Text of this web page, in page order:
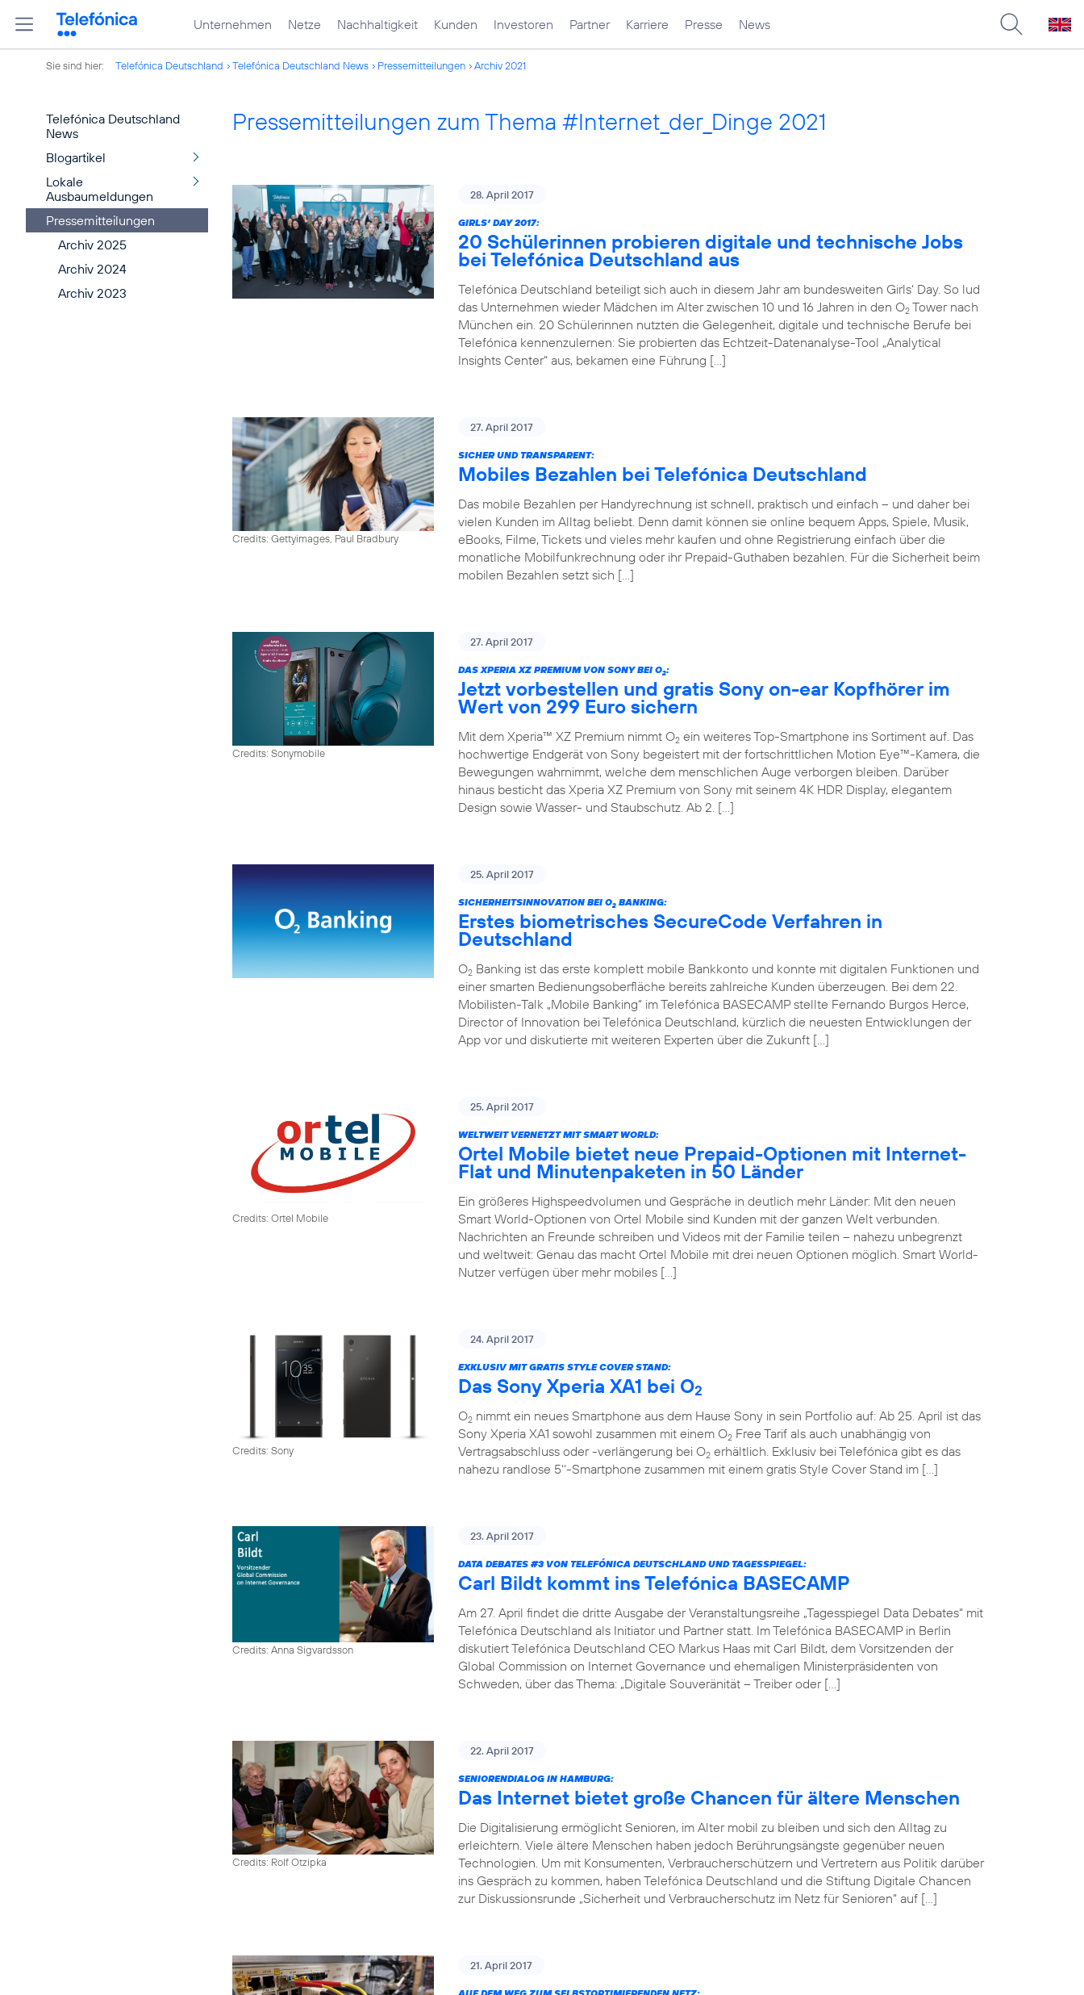
Unternehmen Netze Nachhaltigkeit Kunden Investoren Partner Karriere Presse News
Sie sind hier: Telefónica Deutschland Telefónica Deutschland News Pressemitteilungen Archiv 2021
Telefónica Deutschland
News
Blogartikel
Lokale
Ausbaumeldungen
Pressemitteilungen
Archiv 2025
Archiv 2024
Archiv 2023
Pressemitteilungen zum Thema #Internet_der_Dinge 2021
28. April 2017
GIRLS‘ DAY 2017:
20 Schülerinnen probieren digitale und technische Jobs
bei Telefónica Deutschland aus
Telefónica Deutschland beteiligt sich auch in diesem Jahr am bundesweiten Girls‘ Day. So lud
das Unternehmen wieder Mädchen im Alter zwischen 10 und 16 Jahren in den O2 Tower nach
München ein. 20 Schülerinnen nutzten die Gelegenheit, digitale und technische Berufe bei
Telefónica kennenzulernen: Sie probierten das Echtzeit-Datenanalyse-Tool „Analytical
Insights Center“ aus, bekamen eine Führung […]
Credits: Gettyimages, Paul Bradbury
27. April 2017
SICHER UND TRANSPARENT:
Mobiles Bezahlen bei Telefónica Deutschland
Das mobile Bezahlen per Handyrechnung ist schnell, praktisch und einfach – und daher bei
vielen Kunden im Alltag beliebt. Denn damit können sie online bequem Apps, Spiele, Musik,
eBooks, Filme, Tickets und vieles mehr kaufen und ohne Registrierung einfach über die
monatliche Mobilfunkrechnung oder ihr Prepaid-Guthaben bezahlen. Für die Sicherheit beim
mobilen Bezahlen setzt sich […]
Credits: Sonymobile
27. April 2017
DAS XPERIA XZ PREMIUM VON SONY BEI O2:
Jetzt vorbestellen und gratis Sony on-ear Kopfhörer im
Wert von 299 Euro sichern
Mit dem Xperia™ XZ Premium nimmt O2 ein weiteres Top-Smartphone ins Sortiment auf. Das
hochwertige Endgerät von Sony begeistert mit der fortschrittlichen Motion Eye™-Kamera, die
Bewegungen wahrnimmt, welche dem menschlichen Auge verborgen bleiben. Darüber
hinaus besticht das Xperia XZ Premium von Sony mit seinem 4K HDR Display, elegantem
Design sowie Wasser- und Staubschutz. Ab 2. […]
25. April 2017
SICHERHEITSINNOVATION BEI O2 BANKING:
Erstes biometrisches SecureCode Verfahren in
Deutschland
O2 Banking ist das erste komplett mobile Bankkonto und konnte mit digitalen Funktionen und
einer smarten Bedienungsoberfläche bereits zahlreiche Kunden überzeugen. Bei dem 22.
Mobilisten-Talk „Mobile Banking“ im Telefónica BASECAMP stellte Fernando Burgos Herce,
Director of Innovation bei Telefónica Deutschland, kürzlich die neuesten Entwicklungen der
App vor und diskutierte mit weiteren Experten über die Zukunft […]
Credits: Ortel Mobile
25. April 2017
WELTWEIT VERNETZT MIT SMART WORLD:
Ortel Mobile bietet neue Prepaid-Optionen mit Internet-
Flat und Minutenpaketen in 50 Länder
Ein größeres Highspeedvolumen und Gespräche in deutlich mehr Länder: Mit den neuen
Smart World-Optionen von Ortel Mobile sind Kunden mit der ganzen Welt verbunden.
Nachrichten an Freunde schreiben und Videos mit der Familie teilen – nahezu unbegrenzt
und weltweit: Genau das macht Ortel Mobile mit drei neuen Optionen möglich. Smart World-
Nutzer verfügen über mehr mobiles […]
Credits: Sony
24. April 2017
EXKLUSIV MIT GRATIS STYLE COVER STAND:
Das Sony Xperia XA1 bei O2
O2 nimmt ein neues Smartphone aus dem Hause Sony in sein Portfolio auf: Ab 25. April ist das
Sony Xperia XA1 sowohl zusammen mit einem O2 Free Tarif als auch unabhängig von
Vertragsabschluss oder -verlängerung bei O2 erhältlich. Exklusiv bei Telefónica gibt es das
nahezu randlose 5‘‘-Smartphone zusammen mit einem gratis Style Cover Stand im […]
Credits: Anna Sigvardsson
23. April 2017
DATA DEBATES #3VON TELEFÓNICA DEUTSCHLAND UND TAGESSPIEGEL:
Carl Bildt kommt ins Telefónica BASECAMP
Am 27. April findet die dritte Ausgabe der Veranstaltungsreihe „Tagesspiegel Data Debates“ mit
Telefónica Deutschland als Initiator und Partner statt. Im Telefónica BASECAMP in Berlin
diskutiert Telefónica Deutschland CEO Markus Haas mit Carl Bildt, dem Vorsitzenden der
Global Commission on Internet Governance und ehemaligen Ministerpräsidenten von
Schweden, über das Thema: „Digitale Souveränität – Treiber oder […]
Credits: Rolf Otzipka
22. April 2017
SENIORENDIALOG IN HAMBURG:
Das Internet bietet große Chancen für ältere Menschen
Die Digitalisierung ermöglicht Senioren, im Alter mobil zu bleiben und sich den Alltag zu
erleichtern. Viele ältere Menschen haben jedoch Berührungsängste gegenüber neuen
Technologien. Um mit Konsumenten, Verbraucherschützern und Vertretern aus Politik darüber
ins Gespräch zu kommen, haben Telefónica Deutschland und die Stiftung Digitale Chancen
zur Diskussionsrunde „Sicherheit und Verbraucherschutz im Netz für Senioren“ auf […]
21. April 2017